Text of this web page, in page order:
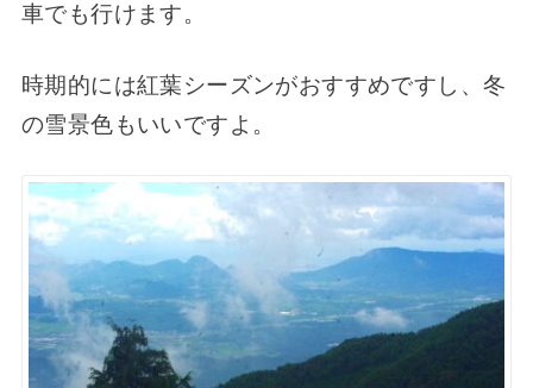
車でも行けます。
時期的には紅葉シーズンがおすすめですし、冬
の雪景色もいいですよ。